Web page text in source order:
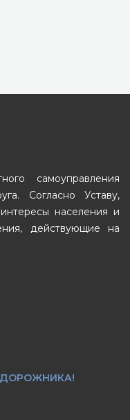
самоуправления
Согласно Уставу,
населения и
действующие на